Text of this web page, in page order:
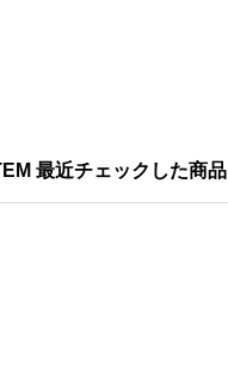
最近チェックした商品